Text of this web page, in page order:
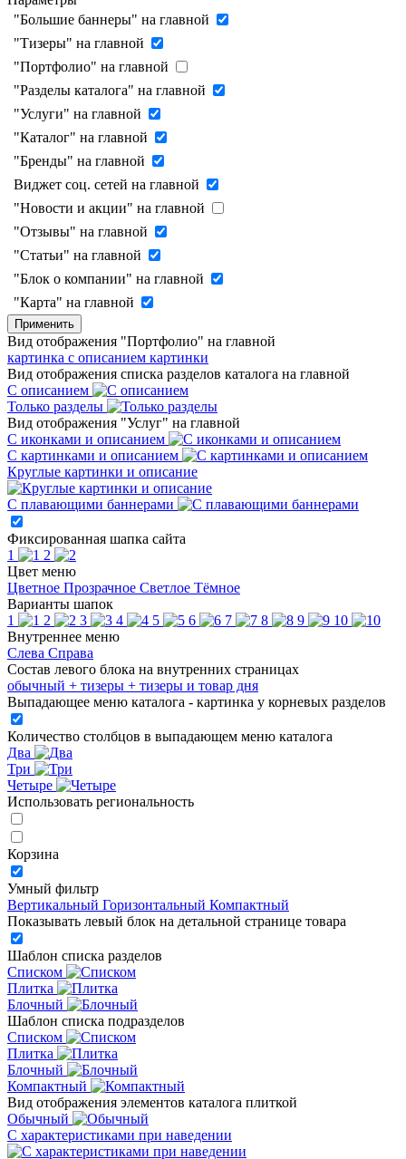
"Большие баннеры" на главной
"Тизеры" на главной
"Портфолио" на главной
"Разделы каталога" на главной
"Услуги" на главной
"Каталог" на главной
"Бренды" на главной
Виджет соц. сетей на главной
"Новости и акции" на главной
"Отзывы" на главной
"Статьи" на главной
"Блок о компании" на главной
"Карта" на главной
Применить
Вид отображения "Портфолио" на главной
картинка с описанием картинки
Вид отображения списка разделов каталога на главной
С описанием
Только разделы
Вид отображения "Услуг" на главной
С иконками и описанием
С картинками и описанием
Круглые картинки и описание
С плавающими баннерами
Фиксированная шапка сайта
1
2
Цвет меню
Цветное Прозрачное Светлое Тёмное
Варианты шапок
1
2 3 4 5 6 7 8 9
10
Внутреннее меню
Слева Справа
Состав левого блока на внутренних страницах
обычный + тизеры + тизеры и товар дня
Выпадающее меню каталога - картинка у корневых разделов
Количество столбцов в выпадающем меню каталога
Два
Три
Четыре
Использовать региональность
Корзина
Умный фильтр
Вертикальный Горизонтальный Компактный
Показывать левый блок на детальной странице товара
Шаблон списка разделов
Списком
Плитка
Блочный
Шаблон списка подразделов
Списком
Плитка
Блочный
Компактный
Вид отображения элементов каталога плиткой
Обычный
С характеристиками при наведении